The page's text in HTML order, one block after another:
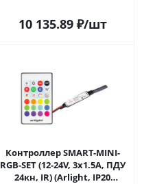
10 135.89₽/шт
Контроллер SMART-MINI-
RGB-SET (12-24V, 3x1.5A, ПДУ
24кн, IR) (Arlight, IP20